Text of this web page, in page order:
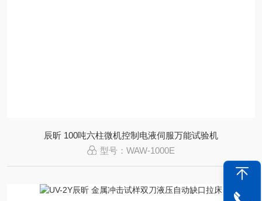
辰昕 100吨六柱微机控制电液伺服万能试验机
型号：WAW-1000E